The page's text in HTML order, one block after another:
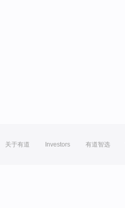
关于有道 Investors 有道智选